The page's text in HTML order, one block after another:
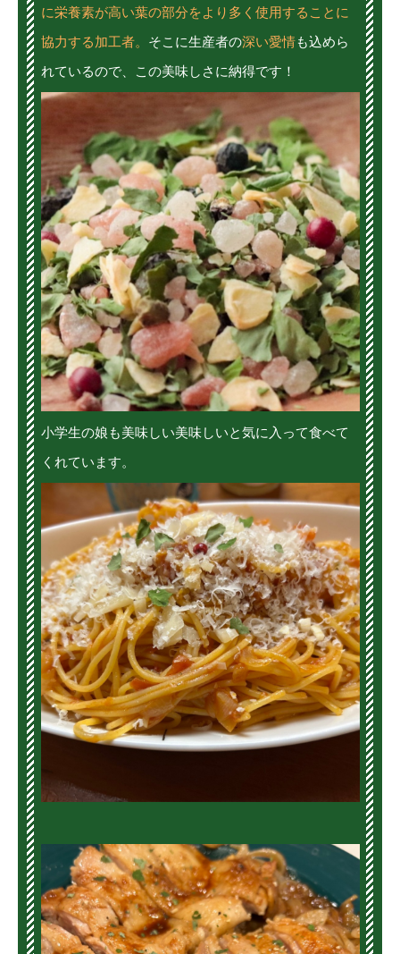
に栄養素が高い葉の部分をより多く使用することに
協力する加工者。 そこに生産者の深い愛情も込めら
れているので、この美味しさに納得です！
小学生の娘も美味しい美味しいと気に入って食べて
くれています。